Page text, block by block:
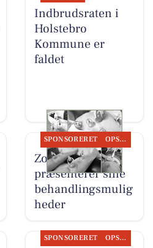
Indbrudsraten i
Holstebro
Kommune er
faldet
SPONSORERET OPSLAGSTAVLEN
Zones By Gitte
præsenterer sine
behandlingsmulig
heder
SPONSORERET OPSLAGSTAVLEN